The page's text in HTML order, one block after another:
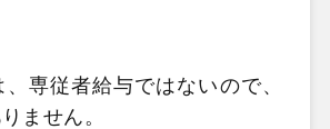
専従者給与ではないので、
ません。